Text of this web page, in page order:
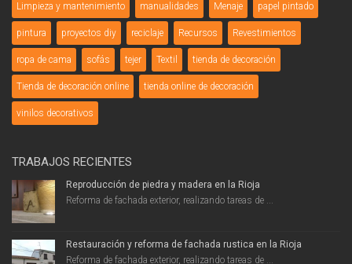
Limpieza y mantenimiento manualidades Menaje papel pintado
pintura proyectos diy reciclaje Recursos Revestimientos
ropa de cama sofás tejer Textil tienda de decoración
Tienda de decoración online tienda online de decoración
vinilos decorativos
TRABAJOS RECIENTES
Reproducción de piedra y madera en la Rioja
Reforma de fachada exterior, realizando tareas de ...
Restauración y reforma de fachada rustica en la Rioja
Reforma de fachada exterior, realizando tareas de ...